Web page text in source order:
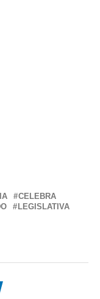
CELEBRA
LEGISLATIVA